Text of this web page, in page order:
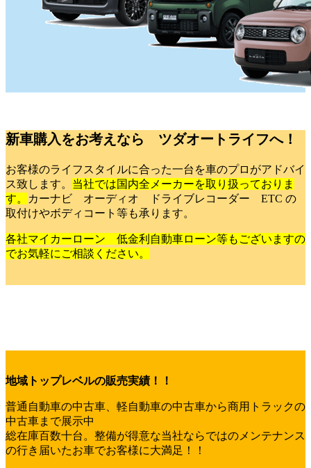
新車購入をお考えなら ツダオートライフへ！
お客様のライフスタイルに合った一台を車のプロがアドバイ
ス致します。 当社では国内全メーカーを取り扱っておりま
す。
カーナビ オーディオ ドライブレコーダー ETC の
取付けやボディコート等も承ります。
各社マイカーローン 低金利自動車ローン等もございますの
でお気軽にご相談ください。
地域トップレベルの販売実績！！
普通自動車の中古車、軽自動車の中古車から商用トラックの
中古車まで展示中
総在庫百数十台。整備が得意な当社ならではのメンテナンス
の行き届いたお車でお客様に大満足！！